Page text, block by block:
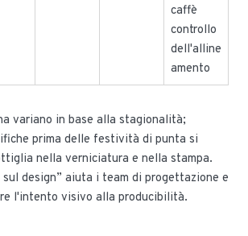
caffè
controllo
dell'alline
amento
variano in base alla stagionalità;
prima delle festività di punta si
nella verniciatura e nella stampa.
design” aiuta i team di progettazione e
l'intento visivo alla producibilità.